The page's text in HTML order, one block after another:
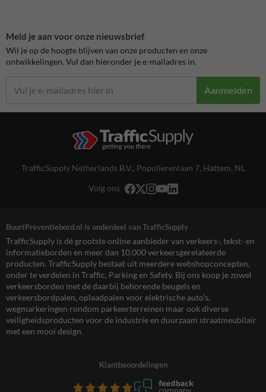
Meld je aan voor onze nieuwsbrief
Wil je op de hoogte blijven van onze producten en onze
ontwikkelingen. Vul dan hieronder je e-mailadres in.
Aanmelden
TrafficSupply Netherlands B.V., Populierenlaan 7, Hattem, NL
Volg ons
BuurtPreventiebord.nl is onderdeel van TrafficSupply
TrafficSupply is dé grootste online aanbieder van verkeers-, tekst- en
informatieborden en meer dan 10.000 verkeersgerelateerde
producten. TrafficSupply bestaat uit meerdere webshopconcepten,
onder te verdelen in Traffic, Parking en Safety. Bij ons koop je zowel
verkeersborden met de daarbij behorende beugels en
verkeersbordpalen, oplaadpalen voor elektrische auto’s,
wegmarkeringen rondom parkeerterreinen maar ook diverse
veiligheidsproducten voor de industrie en duurzaam straatmeubilair
met een mooi design.
Klantbeoordelingen